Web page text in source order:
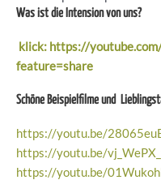
Was ist die Intension von uns?
klick: https://
feature=share
Schöne Beispielfilme und
https://youtu.be/
https://youtu.be/
https://youtu.be/